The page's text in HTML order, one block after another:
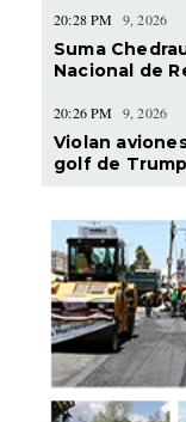
20:28 PM 9, 2026
Suma
Nacional de
20:26 PM 9, 2026
Violan
golf de